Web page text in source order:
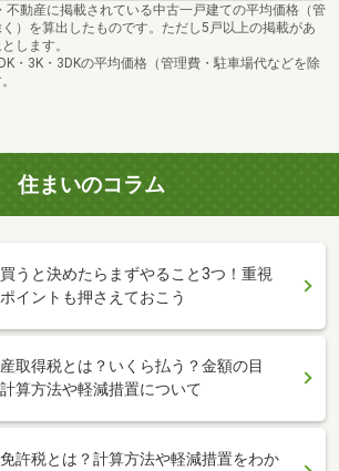
動産に掲載されている中古一戸建ての平均価格（管
）を算出したものです。ただし5戸以上の掲載があ
します。
・3K・3DKの平均価格（管理費・駐車場代などを除
住まいのコラム
うと決めたらまずやること3つ！重視
イントも押さえておこう
取得税とは？いくら払う？金額の目
算方法や軽減措置について
許税とは？計算方法や軽減措置をわか